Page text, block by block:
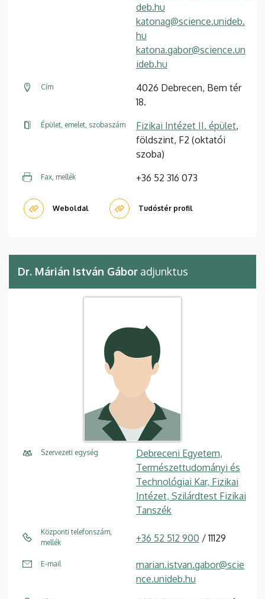
deb.hu
katonag@science.unideb.
hu
katona.gabor@science.un
ideb.hu
Cím
4026 Debrecen, Bem tér
18.
Épület, emelet, szobaszám Fizikai Intézet II. épület,
földszint, F2 (oktatói
szoba)
Fax, mellék +36 52 316 073
Weboldal Tudóstér profil
Dr. Márián István Gábor adjunktus
Szervezeti egység
Debreceni Egyetem,
Természettudományi és
Technológiai Kar, Fizikai
Intézet, Szilárdtest Fizikai
Tanszék
Központi telefonszám,
mellék
+36 52 512 900 / 11129
E-mail
marian.istvan.gabor@scie
nce.unideb.hu